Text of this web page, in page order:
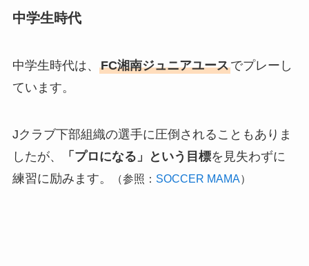
中学生時代
中学生時代は、 FC湘南ジュニアユースでプレーし
ています。
Jクラブ下部組織の選手に圧倒されることもありま
したが、
「プロになる」という目標を見失わずに
練習に励みます。
（参照： SOCCER MAMA）